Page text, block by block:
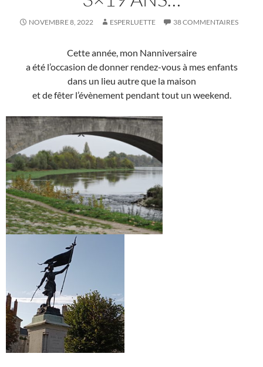
NOVEMBRE 8, 2022 ESPERLUETTE 38 COMMENTAIRES
Cette année, mon Nanniversaire
a été l’occasion de donner rendez-vous à mes enfants
dans un lieu autre que la maison
et de fêter l’évènement pendant tout un weekend.